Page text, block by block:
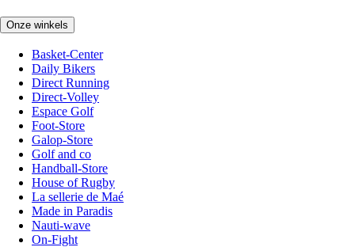
Onze winkels
Basket-Center
Daily Bikers
Direct Running
Direct-Volley
Espace Golf
Foot-Store
Galop-Store
Golf and co
Handball-Store
House of Rugby
La sellerie de Maé
Made in Paradis
Nauti-wave
On-Fight